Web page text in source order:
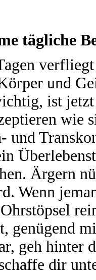
tägliche
und
ist
wie
und
Ärgern
Wenn
genügend
geh hinter
dir